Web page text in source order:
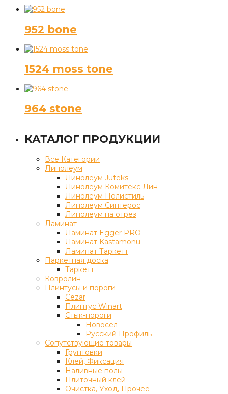
952 bone
1524 moss tone
964 stone
КАТАЛОГ ПРОДУКЦИИ
Все Категории
Линолеум
Линолеум Juteks
Линолеум Комитекс Лин
Линолеум Полистиль
Линолеум Синтерос
Линолеум на отрез
Ламинат
Ламинат Egger PRO
Ламинат Kastamonu
Ламинат Таркетт
Паркетная доска
Таркетт
Ковролин
Плинтусы и пороги
Cezar
Плинтус Winart
Стык-пороги
Новосел
Русский Профиль
Сопутствующие товары
Грунтовки
Клей, Фиксация
Наливные полы
Плиточный клей
Очистка, Уход, Прочее